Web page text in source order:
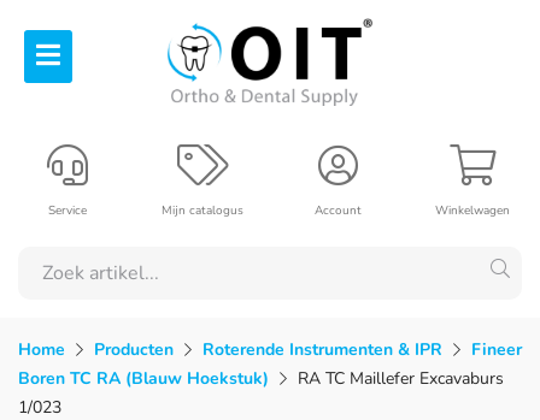
Winkelwagen
Account
Mijn catalogus
Service
Home Producten Roterende Instrumenten & IPR
Fineer
Boren TC RA (Blauw Hoekstuk)
RA TC Maillefer Excavaburs
1/023